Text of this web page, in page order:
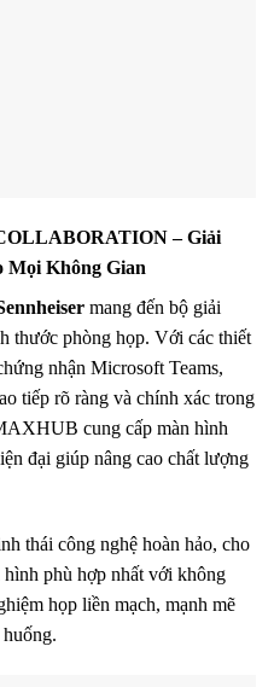
– Giải
Mọi Không Gian
mang đến bộ giải
thước phòng họp. Với các thiết
nhận Microsoft Teams,
tiếp rõ ràng và chính xác trong
cung cấp màn hình
đại giúp nâng cao chất lượng
thái công nghệ hoàn hảo, cho
phù hợp nhất với không
họp liền mạch, mạnh mẽ